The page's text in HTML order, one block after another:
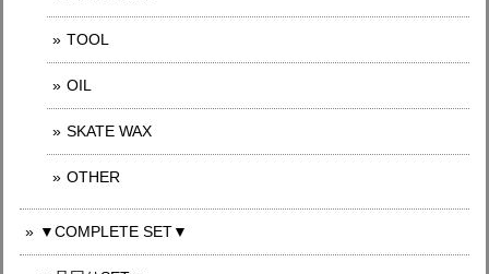
TOOL
OIL
SKATE WAX
OTHER
▼COMPLETE SET▼